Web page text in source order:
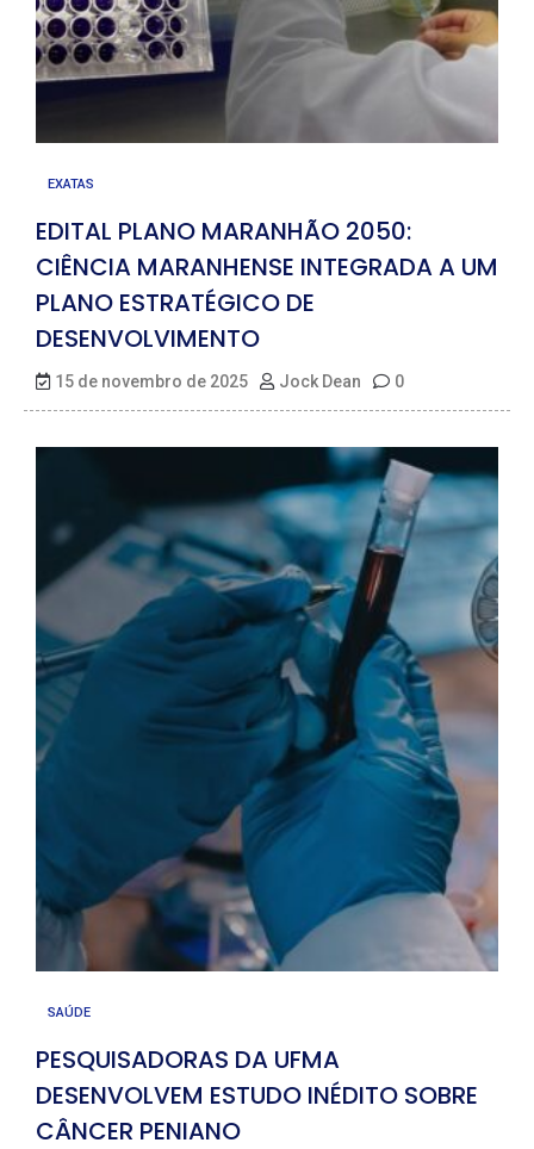
EXATAS
EDITAL PLANO MARANHÃO 2050:
CIÊNCIA MARANHENSE INTEGRADA A UM
PLANO ESTRATÉGICO DE
DESENVOLVIMENTO
15 de novembro de 2025 Jock Dean 0
SAÚDE
PESQUISADORAS DA UFMA
DESENVOLVEM ESTUDO INÉDITO SOBRE
CÂNCER PENIANO